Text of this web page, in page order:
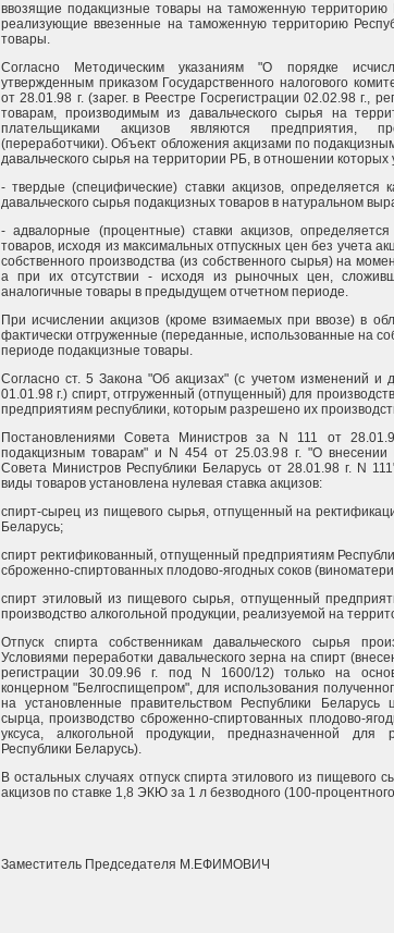
ввозящие подакцизные товары на таможенную территорию
реализующие ввезенные на таможенную территорию
товары.
Согласно Методическим указаниям "О порядке
утвержденным приказом Государственного налогового
от 28.01.98 г. (зарег. в Реестре Госрегистрации 02.02.98 г.,
товарам, производимым из давальческого сырья на
плательщиками акцизов являются предприятия,
(переработчики). Объект обложения акцизами по
давальческого сырья на территории РБ, в отношении которых
- твердые (специфические) ставки акцизов, определяется
давальческого сырья подакцизных товаров в натуральном
- адвалорные (процентные) ставки акцизов,
товаров, исходя из максимальных отпускных цен без учета
собственного производства (из собственного сырья) на
а при их отсутствии - исходя из рыночных цен,
аналогичные товары в предыдущем отчетном периоде.
При исчислении акцизов (кроме взимаемых при ввозе) в
фактически отгруженные (переданные, использованные на
периоде подакцизные товары.
Согласно ст. 5 Закона "Об акцизах" (с учетом изменений и
01.01.98 г.) спирт, отгруженный (отпущенный) для
предприятиям республики, которым разрешено их
Постановлениями Совета Министров за N 111 от
подакцизным товарам" и N 454 от 25.03.98 г. "О внесении
Совета Министров Республики Беларусь от 28.01.98 г. N
виды товаров установлена нулевая ставка акцизов:
спирт-сырец из пищевого сырья, отпущенный на
Беларусь;
спирт ректификованный, отпущенный предприятиям
сброженно-спиртованных плодово-ягодных соков
спирт этиловый из пищевого сырья, отпущенный
производство алкогольной продукции, реализуемой на
Отпуск спирта собственникам давальческого сырья
Условиями переработки давальческого зерна на спирт
регистрации 30.09.96 г. под N 1600/12) только на
концерном "Белгоспищепром", для использования
на установленные правительством Республики Беларусь
сырца, производство сброженно-спиртованных плодово-
уксуса, алкогольной продукции, предназначенной для
Республики Беларусь).
В остальных случаях отпуск спирта этилового из пищевого
акцизов по ставке 1,8 ЭКЮ за 1 л безводного (100-
Заместитель Председателя М.ЕФИМОВИЧ